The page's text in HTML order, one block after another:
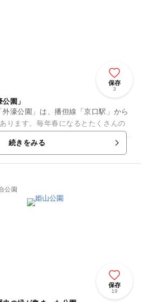
保存
3
園」
濠公園」は、播但線「京口駅」から
ります。毎年春になるとたくさんの
ても美しいですよ！ お昼ごはんを持
広...
続きをみる
公園
保存
19